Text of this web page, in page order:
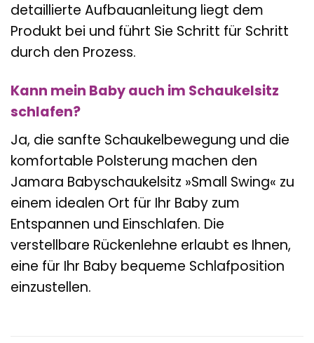
detaillierte Aufbauanleitung liegt dem
Produkt bei und führt Sie Schritt für Schritt
durch den Prozess.
Kann mein Baby auch im Schaukelsitz
schlafen?
Ja, die sanfte Schaukelbewegung und die
komfortable Polsterung machen den
Jamara Babyschaukelsitz »Small Swing« zu
einem idealen Ort für Ihr Baby zum
Entspannen und Einschlafen. Die
verstellbare Rückenlehne erlaubt es Ihnen,
eine für Ihr Baby bequeme Schlafposition
einzustellen.